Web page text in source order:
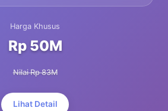
Harga Khusus
Rp 50M
Nilai Rp 83M
Lihat Detail